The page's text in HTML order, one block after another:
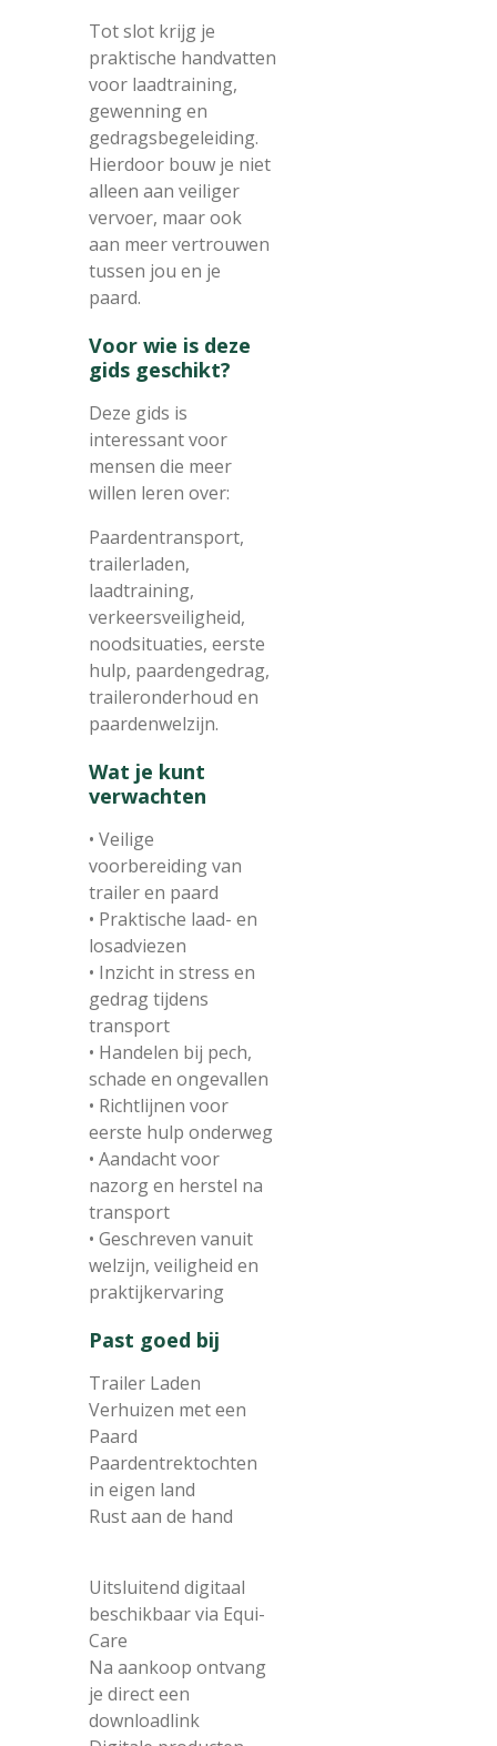
Tot slot krijg je
praktische handvatten
voor laadtraining,
gewenning en
gedragsbegeleiding.
Hierdoor bouw je niet
alleen aan veiliger
vervoer, maar ook
aan meer vertrouwen
tussen jou en je
paard.
Voor wie is deze
gids geschikt?
Deze gids is
interessant voor
mensen die meer
willen leren over:
Paardentransport,
trailerladen,
laadtraining,
verkeersveiligheid,
noodsituaties, eerste
hulp, paardengedrag,
traileronderhoud en
paardenwelzijn.
Wat je kunt
verwachten
• Veilige
voorbereiding van
trailer en paard
• Praktische laad- en
losadviezen
• Inzicht in stress en
gedrag tijdens
transport
• Handelen bij pech,
schade en ongevallen
• Richtlijnen voor
eerste hulp onderweg
• Aandacht voor
nazorg en herstel na
transport
• Geschreven vanuit
welzijn, veiligheid en
praktijkervaring
Past goed bij
Trailer Laden
Verhuizen met een
Paard
Paardentrektochten
in eigen land
Rust aan de hand
Uitsluitend digitaal
beschikbaar via Equi-
Care
Na aankoop ontvang
je direct een
downloadlink